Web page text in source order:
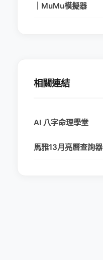
｜MuMu模擬器
相關連結
AI 八字命理學堂
馬雅13月亮曆查詢器